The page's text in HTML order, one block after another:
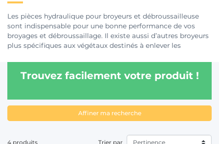
Les pièces hydraulique pour broyeurs et débroussailleuse
sont indispensable pour une bonne performance de vos
broyages et débroussaillage. Il existe aussi d’autres broyeurs
plus spécifiques aux végétaux destinés à enlever les
plupart des engins agricoles, le fonctionnement du broyeur
passe par l’usage depièces agricolesspécifiques. Parmi les
courroies et des pièces hydrauliques.
Trouvez facilement votre produit !
Affiner ma recherche
4 produits Trier par